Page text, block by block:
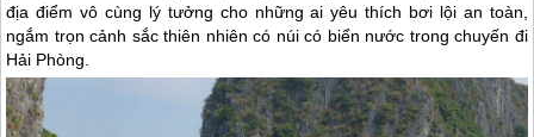
địa điểm vô cùng lý tưởng cho những ai yêu thích bơi lội an toàn,
ngắm trọn cảnh sắc thiên nhiên có núi có biển nước trong chuyến đi
Hải Phòng.